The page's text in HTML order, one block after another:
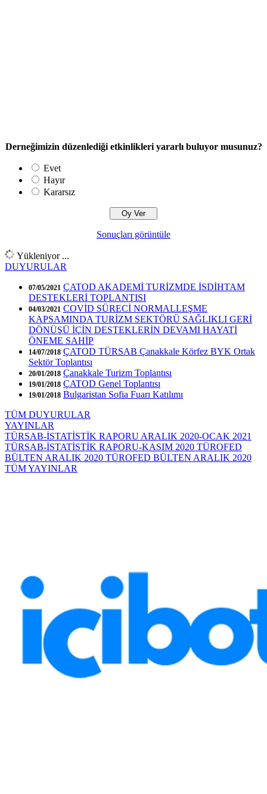
Derneğimizin düzenlediği etkinlikleri yararlı buluyor musunuz?
Evet
Hayır
Kararsız
Sonuçları görüntüle
Yükleniyor ...
DUYURULAR
07/05/2021 ÇATOD AKADEMİ TURİZMDE İSDİHTAM
DESTEKLERİ TOPLANTISI
04/03/2021 COVİD SÜRECİ NORMALLEŞME
KAPSAMINDA TURİZM SEKTÖRÜ SAĞLIKLI GERİ
DÖNÜŞÜ İÇİN DESTEKLERİN DEVAMI HAYATİ
ÖNEME SAHİP
14/07/2018 ÇATOD TÜRSAB Çanakkale Körfez BYK Ortak
Sektör Toplantısı
20/01/2018 Çanakkale Turizm Toplantısı
19/01/2018 ÇATOD Genel Toplantısı
19/01/2018 Bulgaristan Sofia Fuarı Katılımı
TÜM DUYURULAR
YAYINLAR
TÜRSAB-İSTATİSTİK RAPORU ARALIK 2020-OCAK 2021
TÜRSAB-İSTATİSTİK RAPORU-KASIM 2020 TÜROFED
BÜLTEN ARALIK 2020 TÜROFED BÜLTEN ARALIK 2020
TÜM YAYINLAR